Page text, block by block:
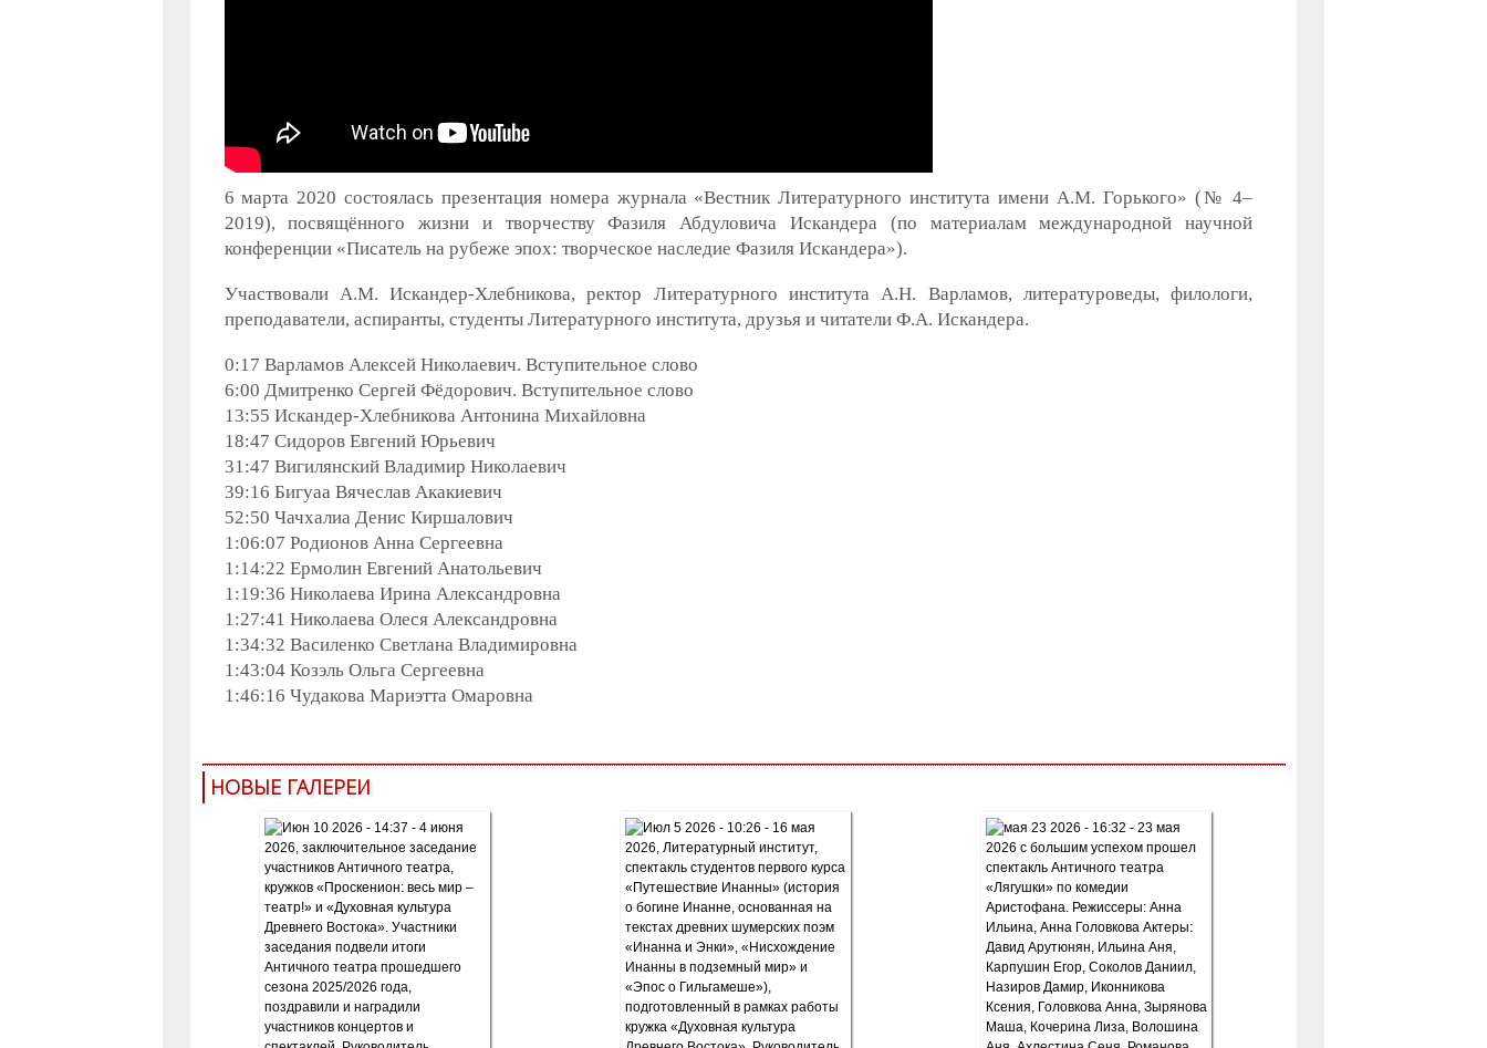
6 марта 2020 состоялась презентация номера журнала «Вестник Литературного института имени А.М. Горького» (№ 4–
2019), посвящённого жизни и творчеству Фазиля Абдуловича Искандера (по материалам международной научной
конференции «Писатель на рубеже эпох: творческое наследие Фазиля Искандера»).
Участвовали А.М. Искандер-Хлебникова, ректор Литературного института А.Н. Варламов, литературоведы, филологи,
преподаватели, аспиранты, студенты Литературного института, друзья и читатели Ф.А. Искандера.
0:17 Варламов Алексей Николаевич. Вступительное слово
6:00 Дмитренко Сергей Фёдорович. Вступительное слово
13:55 Искандер-Хлебникова Антонина Михайловна
18:47 Сидоров Евгений Юрьевич
31:47 Вигилянский Владимир Николаевич
39:16 Бигуаа Вячеслав Акакиевич
52:50 Чачхалиа Денис Киршалович
1:06:07 Родионов Анна Сергеевна
1:14:22 Ермолин Евгений Анатольевич
1:19:36 Николаева Ирина Александровна
1:27:41 Николаева Олеся Александровна
1:34:32 Василенко Светлана Владимировна
1:43:04 Козэль Ольга Сергеевна
1:46:16 Чудакова Мариэтта Омаровна
НОВЫЕ ГАЛЕРЕИ